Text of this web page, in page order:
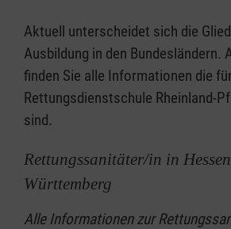
Aktuell unterscheidet sich die
Ausbildung in den Bundesländern.
finden Sie alle Informationen die
Rettungsdienstschule Rheinland-
sind.
Rettungssanitäter/in in
Württemberg
Alle Informationen zur